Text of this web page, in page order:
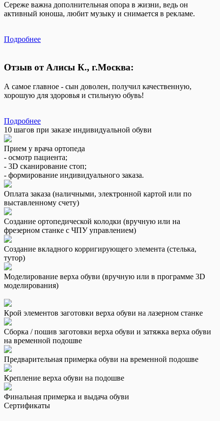
Сереже важна дополнительная опора в жизни, ведь он
активный юноша, любит музыку и снимается в рекламе.
Подробнее
Отзыв от Алисы К., г.Москва:
А самое главное - сын доволен, получил качественную,
хорошую для здоровья и стильную обувь!
Подробнее
10 шагов при заказе индивидуальной обуви
Прием у врача ортопеда
- осмотр пациента;
- 3D сканирование стоп;
- формирование индивидуального заказа.
Оплата заказа (наличными, электронной картой или по
выставленному счету)
Создание ортопедической колодки (вручную или на
фрезерном станке с ЧПУ управлением)
Создание вкладного корригирующего элемента (стелька,
тутор)
Моделирование верха обуви (вручную или в программе 3D
моделирования)
Крой элементов заготовки верха обуви на лазерном станке
Сборка / пошив заготовки верха обуви и затяжка верха обуви
на временной подошве
Предварительная примерка обуви на временной подошве
Крепление верха обуви на подошве
Финальная примерка и выдача обуви
Сертификаты